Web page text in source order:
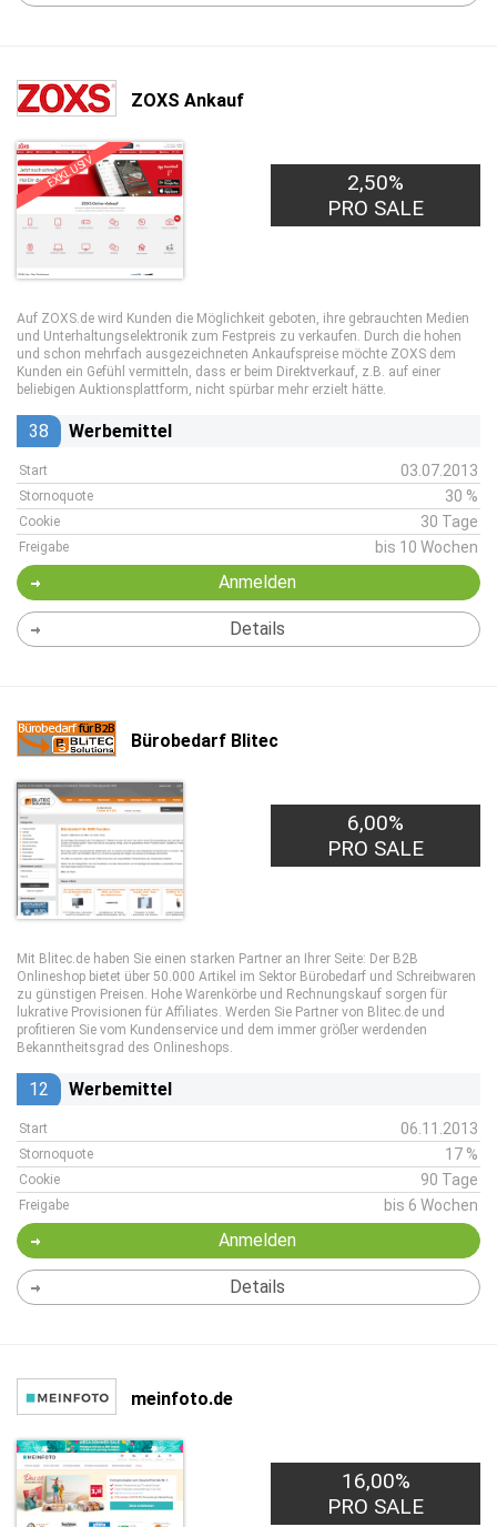
ZOXS Ankauf
EXKLUSIV
2,50%
PRO SALE
Auf ZOXS.de wird Kunden die Möglichkeit geboten, ihre gebrauchten Medien
und Unterhaltungselektronik zum Festpreis zu verkaufen. Durch die hohen
und schon mehrfach ausgezeichneten Ankaufspreise möchte ZOXS dem
Kunden ein Gefühl vermitteln, dass er beim Direktverkauf, z.B. auf einer
beliebigen Auktionsplattform, nicht spürbar mehr erzielt hätte.
38 Werbemittel
Start 03.07.2013
Stornoquote 30 %
Cookie 30 Tage
Freigabe bis 10 Wochen
Anmelden
Details
Bürobedarf Blitec
6,00%
PRO SALE
Mit Blitec.de haben Sie einen starken Partner an Ihrer Seite: Der B2B
Onlineshop bietet über 50.000 Artikel im Sektor Bürobedarf und Schreibwaren
zu günstigen Preisen. Hohe Warenkörbe und Rechnungskauf sorgen für
lukrative Provisionen für Affiliates. Werden Sie Partner von Blitec.de und
profitieren Sie vom Kundenservice und dem immer größer werdenden
Bekanntheitsgrad des Onlineshops.
12 Werbemittel
Start 06.11.2013
Stornoquote 17 %
Cookie 90 Tage
Freigabe bis 6 Wochen
Anmelden
Details
meinfoto.de
16,00%
PRO SALE